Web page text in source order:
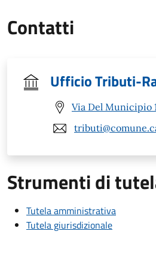
Contatti
Ufficio Tributi-
Via Del Municipio
Strumenti di
Tutela amministrativa
Tutela giurisdizionale